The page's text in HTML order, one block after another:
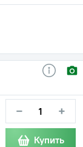
− +
Купить